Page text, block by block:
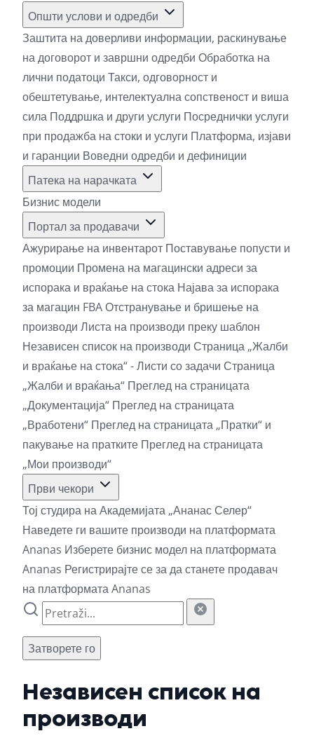
Општи услови и одредби
Заштита на доверливи информации, раскинување
на договорот и завршни одредби Обработка на
лични податоци Такси, одговорност и
обештетување, интелектуална сопственост и виша
сила Поддршка и други услуги Посреднички услуги
при продажба на стоки и услуги Платформа, изјави
и гаранции Воведни одредби и дефиниции
Патека на нарачката
Бизнис модели
Портал за продавачи
Ажурирање на инвентарот Поставување попусти и
промоции Промена на магацински адреси за
испорака и враќање на стока Најава за испорака
за магацин FBAОтстранување и бришење на
производи Листа на производи преку шаблон
Независен список на производи Страница „Жалби
и враќање на стока“ - Листи со задачи Страница
„Жалби и враќања“ Преглед на страницата
„Документација“ Преглед на страницата
„Вработени“ Преглед на страницата „Пратки“ и
пакување на пратките Преглед на страницата
„Мои производи“
Први чекори
Тој студира на Академијата „Ананас Селер“
Наведете ги вашите производи на платформата
Ananas Изберете бизнис модел на платформата
Ananas Регистрирајте се за да станете продавач
на платформата Ananas
Затворете го
Независен список на
производи